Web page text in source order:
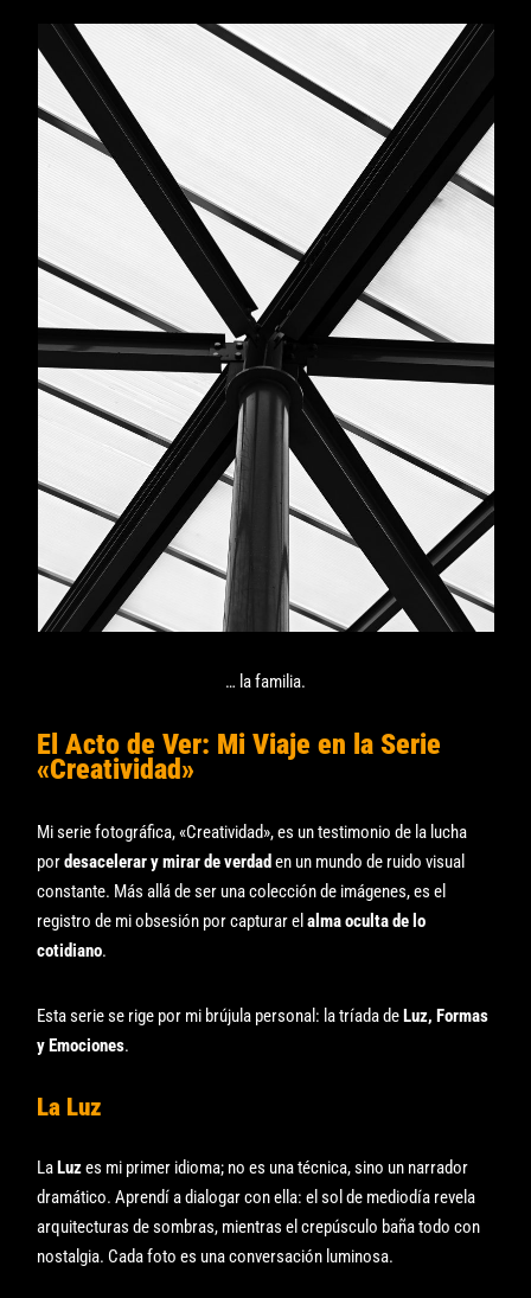
… la familia.
El Acto de Ver: Mi Viaje en la Serie
«Creatividad»
Mi serie fotográfica, «Creatividad», es un testimonio de la lucha
pordesacelerar y mirar de verdad en un mundo de ruido visual
constante. Más allá de ser una colección de imágenes, es el
registro de mi obsesión por capturar elalma oculta de lo
cotidiano.
Esta serie se rige por mi brújula personal: la tríada deLuz, Formas
y Emociones.
La Luz
LaLuzes mi primer idioma; no es una técnica, sino un narrador
dramático. Aprendí a dialogar con ella: el sol de mediodía revela
arquitecturas de sombras, mientras el crepúsculo baña todo con
nostalgia. Cada foto es una conversación luminosa.